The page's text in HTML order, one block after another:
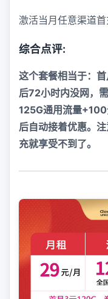
激活当月任意渠道
综合点评:
这个套餐相当于：
后72小时内没网，
125G通用流量
后自动接着优惠。
充就享受不到了。